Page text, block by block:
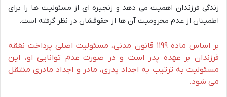
زندگی فرزندان اهمیت می دهد و زنجیره ای از مسئولیت ها را برای
اطمینان از عدم محرومیت آن ها از حقوقشان در نظر گرفته است.
بر اساس ماده ۱۱۹۹ قانون مدنی، مسئولیت اصلی پرداخت نفقه
فرزندان بر عهده پدر است و در صورت عدم توانایی او، این
مسئولیت به ترتیب به اجداد پدری، مادر و اجداد مادری منتقل
می شود.